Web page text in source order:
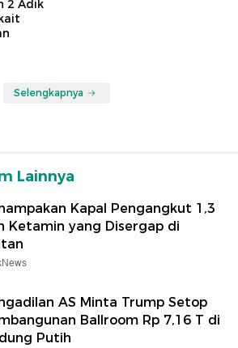
2 Adik
Selengkapnya
Lainnya
Kapal Pengangkut 1,3
Ketamin yang Disergap di
AS Minta Trump Setop
Ballroom Rp 7,16 T di
Putih